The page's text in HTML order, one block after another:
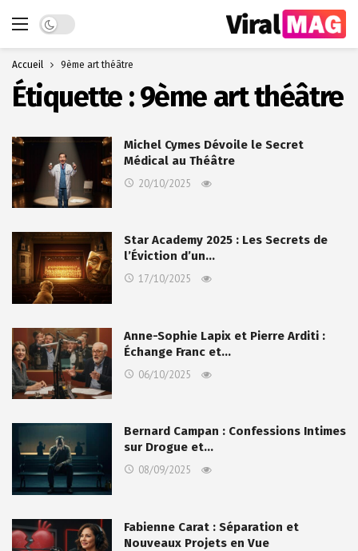
Dark mode
Accueil 9ème art théâtre
Étiquette :9ème art théâtre
Michel Cymes Dévoile le Secret
Médical au Théâtre
20/10/2025
Star Academy 2025 : Les Secrets de
l’Éviction d’un…
17/10/2025
Anne-Sophie Lapix et Pierre Arditi :
Échange Franc et…
06/10/2025
Bernard Campan : Confessions Intimes
sur Drogue et…
08/09/2025
Fabienne Carat : Séparation et
Nouveaux Projets en Vue